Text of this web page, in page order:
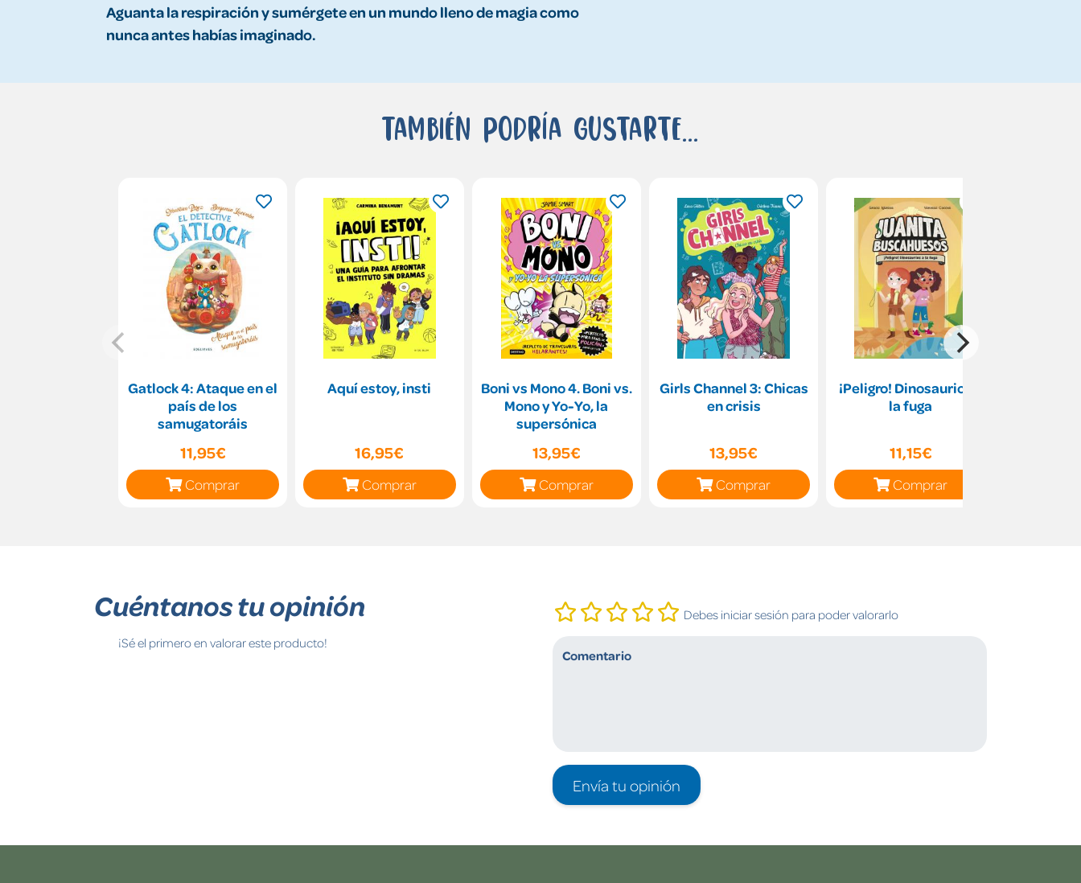
Aguanta la respiración y sumérgete en un mundo lleno de magia como
nunca antes habías imaginado.
También podría gustarte...
Gatlock 4: Ataque en el
país de los
samugatoráis
11,95€
Comprar
Aquí estoy, insti
16,95€
Comprar
Boni vs Mono 4. Boni vs.
Mono y Yo-Yo, la
supersónica
13,95€
Comprar
Girls Channel 3: Chicas
en crisis
13,95€
Comprar
¡Peligro! Dinosaurios a
la fuga
11,15€
Comprar
Cuéntanos tu opinión
¡Sé el primero en valorar este producto!
Debes iniciar sesión para poder valorarlo
Envía tu opinión